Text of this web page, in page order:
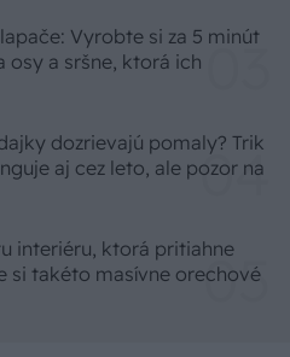
Vyrobte si za 5 minút
osy a sršne, ktorá ich
dozrievajú pomaly? Trik
aj cez leto, ale pozor na
interiéru, ktorá pritiahne
si takéto masívne orechové